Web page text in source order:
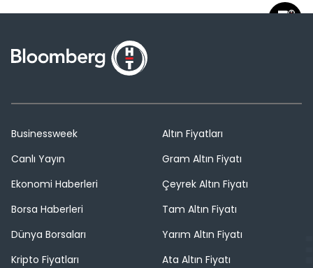
Businessweek
Canlı Yayın
Ekonomi Haberleri
Borsa Haberleri
Dünya Borsaları
Kripto Fiyatları
Altın Fiyatları
Gram Altın Fiyatı
Çeyrek Altın Fiyatı
Tam Altın Fiyatı
Yarım Altın Fiyatı
Ata Altın Fiyatı